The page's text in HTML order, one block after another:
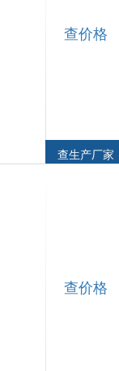
查价格
查生产厂家
查价格